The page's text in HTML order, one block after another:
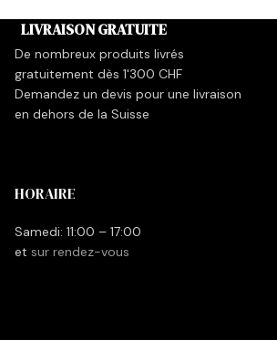
LIVRAISON GRATUITE
De nombreux produits livrés
gratuitement dès 1'300 CHF
Demandez un devis pour une livraison
en dehors de la Suisse
HORAIRE
Samedi: 11:00 – 17:00
etsur rendez-vous